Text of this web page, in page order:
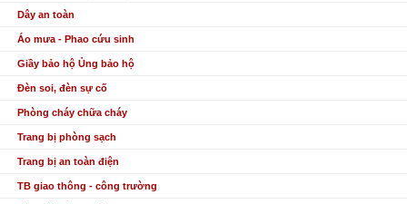
Dây an toàn
Áo mưa - Phao cứu sinh
Giầy bảo hộ Ủng bảo hộ
Đèn soi, đèn sự cố
Phòng cháy chữa cháy
Trang bị phòng sạch
Trang bị an toàn điện
TB giao thông - công trường